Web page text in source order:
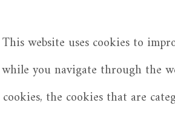
This website uses cookies to
while you navigate through the
cookies, the cookies that are